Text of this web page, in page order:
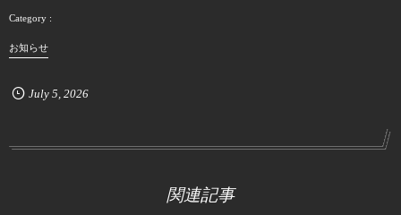
お知らせ
July 5 2026
関連記事